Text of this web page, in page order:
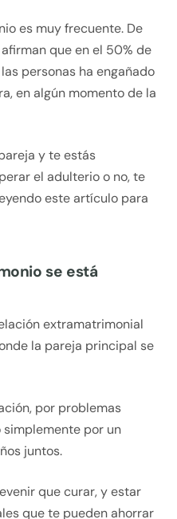
es muy frecuente. De
que en el 50% de
personas ha engañado
en algún momento de la
y te estás
el adulterio o no, te
este artículo para
se está
extramatrimonial
la pareja principal se
por problemas
simplemente por un
juntos.
que curar, y estar
que te pueden ahorrar